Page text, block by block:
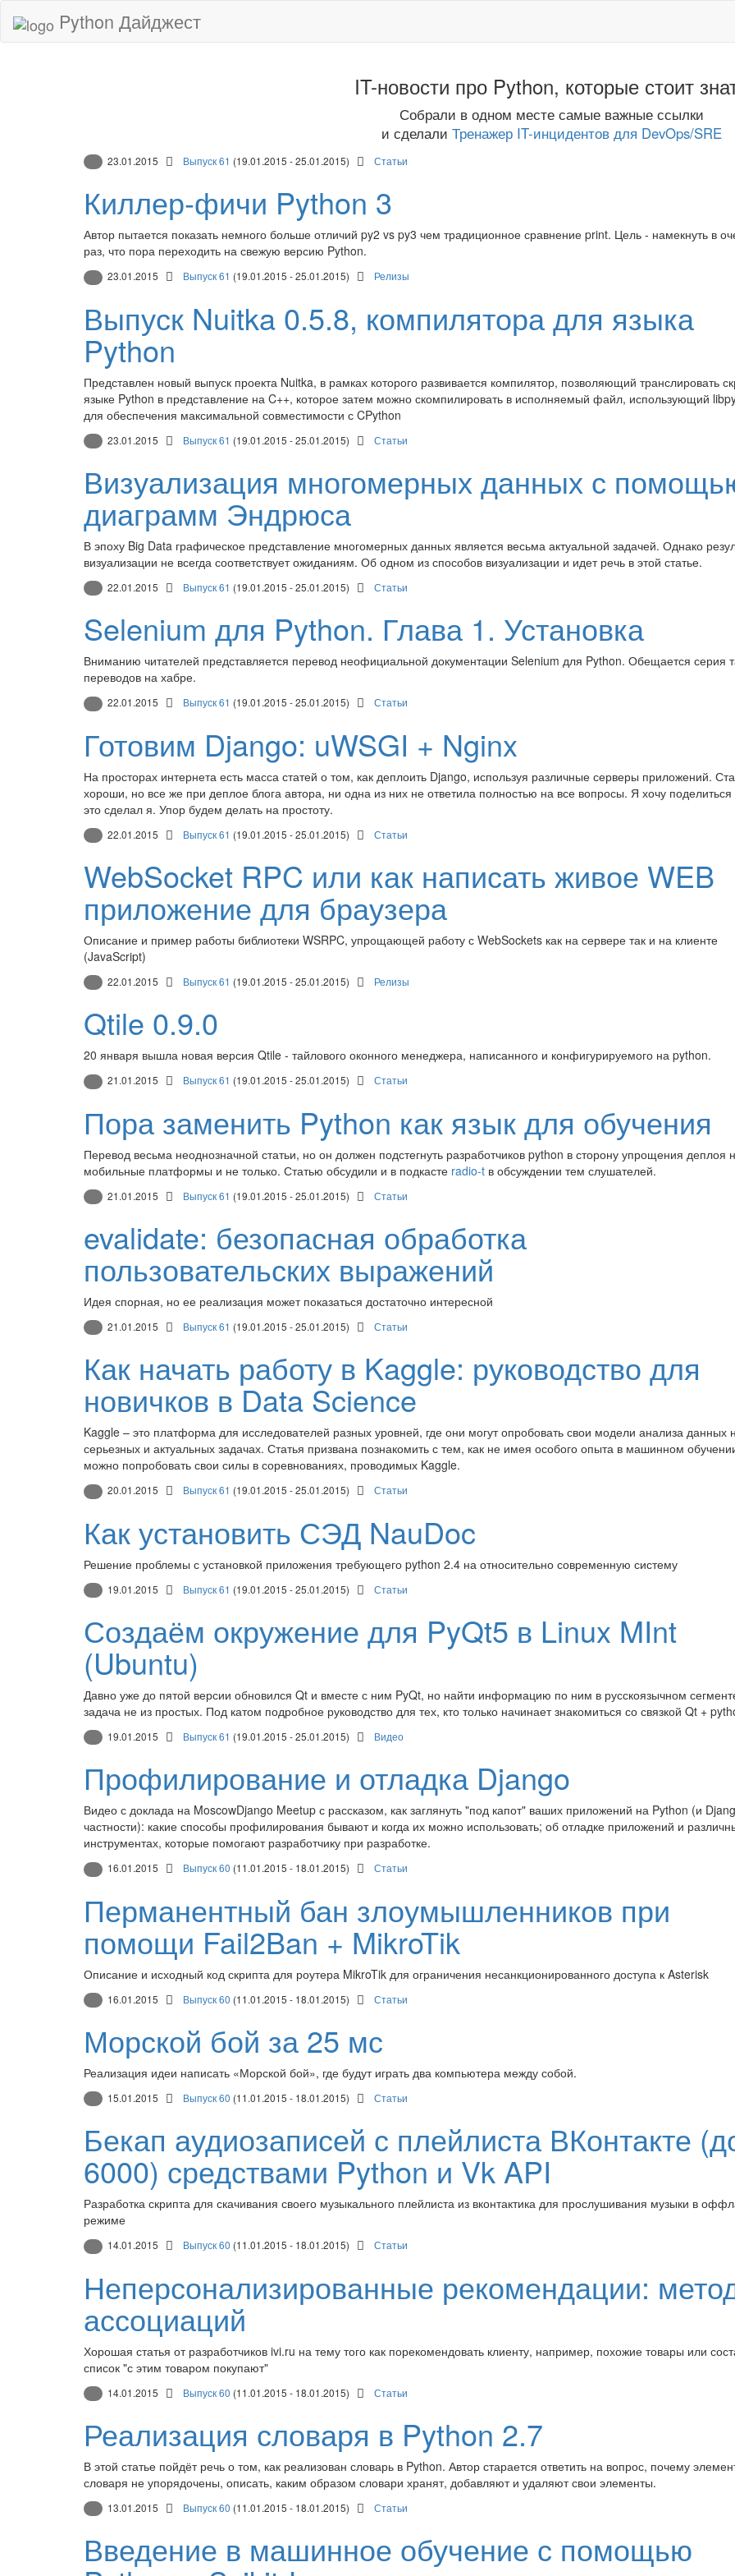
Python Дайджест
IT-новости про Python, которые стоит
Собрали в одном месте самые важные ссылки
и сделали Тренажер IT-инцидентов для DevOps/SRE
23.01.2015 Выпуск 61 (19.01.2015 - 25.01.2015) Статьи
Киллер-фичи Python 3
Автор пытается показать немного больше отличий py2 vs py3 чем традиционное сравнение print. Цель - намекнуть в
раз, что пора переходить на свежую версию Python.
23.01.2015 Выпуск 61 (19.01.2015 - 25.01.2015) Релизы
Выпуск Nuitka 0.5.8, компилятора для языка
Python
Представлен новый выпуск проекта Nuitka, в рамках которого развивается компилятор, позволяющий транслировать
языке Python в представление на C++, которое затем можно скомпилировать в исполняемый файл, использующий
для обеспечения максимальной совместимости с CPython
23.01.2015 Выпуск 61 (19.01.2015 - 25.01.2015) Статьи
Визуализация многомерных данных с
диаграмм Эндрюса
В эпоху Big Data графическое представление многомерных данных является весьма актуальной задачей. Однако
визуализации не всегда соответствует ожиданиям. Об одном из способов визуализации и идет речь в этой статье.
22.01.2015 Выпуск 61 (19.01.2015 - 25.01.2015) Статьи
Selenium для Python. Глава 1. Установка
Вниманию читателей представляется перевод неофициальной документации Selenium для Python. Обещается серия
переводов на хабре.
22.01.2015 Выпуск 61 (19.01.2015 - 25.01.2015) Статьи
Готовим Django: uWSGI + Nginx
На просторах интернета есть масса статей о том, как деплоить Django, используя различные серверы приложений.
хороши, но все же при деплое блога автора, ни одна из них не ответила полностью на все вопросы. Я хочу поделиться
это сделал я. Упор будем делать на простоту.
22.01.2015 Выпуск 61 (19.01.2015 - 25.01.2015) Статьи
WebSocket RPC или как написать живое WEB
приложение для браузера
Описание и пример работы библиотеки WSRPC, упрощающей работу с WebSockets как на сервере так и на клиенте
(JavaScript)
22.01.2015 Выпуск 61 (19.01.2015 - 25.01.2015) Релизы
Qtile 0.9.0
20 января вышла новая версия Qtile - тайлового оконного менеджера, написанного и конфигурируемого на python.
21.01.2015 Выпуск 61 (19.01.2015 - 25.01.2015) Статьи
Пора заменить Python как язык для обучения
Перевод весьма неоднозначной статьи, но он должен подстегнуть разработчиков python в сторону упрощения деплоя
мобильные платформы и не только. Статью обсудили и в подкасте radio-t в обсуждении тем слушателей.
21.01.2015 Выпуск 61 (19.01.2015 - 25.01.2015) Статьи
evalidate: безопасная обработка
пользовательских выражений
Идея спорная, но ее реализация может показаться достаточно интересной
21.01.2015 Выпуск 61 (19.01.2015 - 25.01.2015) Статьи
Как начать работу в Kaggle: руководство для
новичков в Data Science
Kaggle – это платформа для исследователей разных уровней, где они могут опробовать свои модели анализа данных
серьезных и актуальных задачах. Статья призвана познакомить с тем, как не имея особого опыта в машинном
можно попробовать свои силы в соревнованиях, проводимых Kaggle.
20.01.2015 Выпуск 61 (19.01.2015 - 25.01.2015) Статьи
Как установить СЭД NauDoc
Решение проблемы с установкой приложения требующего python 2.4 на относительно современную систему
19.01.2015 Выпуск 61 (19.01.2015 - 25.01.2015) Статьи
Создаём окружение для PyQt5 в Linux MInt
(Ubuntu)
Давно уже до пятой версии обновился Qt и вместе с ним PyQt, но найти информацию по ним в русскоязычном
задача не из простых. Под катом подробное руководство для тех, кто только начинает знакомиться со связкой Qt +
19.01.2015 Выпуск 61 (19.01.2015 - 25.01.2015) Видео
Профилирование и отладка Django
Видео с доклада на MoscowDjango Meetup с рассказом, как заглянуть "под капот" ваших приложений на Python (и
частности): какие способы профилирования бывают и когда их можно использовать; об отладке приложений и
инструментах, которые помогают разработчику при разработке.
16.01.2015 Выпуск 60 (11.01.2015 - 18.01.2015) Статьи
Перманентный бан злоумышленников при
помощи Fail2Ban + MikroTik
Описание и исходный код скрипта для роутера MikroTik для ограничения несанкционированного доступа к Asterisk
16.01.2015 Выпуск 60 (11.01.2015 - 18.01.2015) Статьи
Морской бой за 25 мс
Реализация идеи написать «Морской бой», где будут играть два компьютера между собой.
15.01.2015 Выпуск 60 (11.01.2015 - 18.01.2015) Статьи
Бекап аудиозаписей с плейлиста ВКонтакте
6000) средствами Python и Vk API
Разработка скрипта для скачивания своего музыкального плейлиста из вконтактика для прослушивания музыки в
режиме
14.01.2015 Выпуск 60 (11.01.2015 - 18.01.2015) Статьи
Неперсонализированные рекомендации:
ассоциаций
Хорошая статья от разработчиков ivi.ru на тему того как порекомендовать клиенту, например, похожие товары или
список "с этим товаром покупают"
14.01.2015 Выпуск 60 (11.01.2015 - 18.01.2015) Статьи
Реализация словаря в Python 2.7
В этой статье пойдёт речь о том, как реализован словарь в Python. Автор старается ответить на вопрос, почему
словаря не упорядочены, описать, каким образом словари хранят, добавляют и удаляют свои элементы.
13.01.2015 Выпуск 60 (11.01.2015 - 18.01.2015) Статьи
Введение в машинное обучение с помощью